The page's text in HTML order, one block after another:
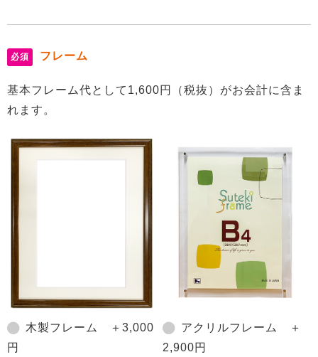
必須 フレーム
基本フレーム代として1,600円（税抜）がお会計に含ま
れます。
木製フレーム ＋3,000
円
アクリルフレーム ＋
2,900円